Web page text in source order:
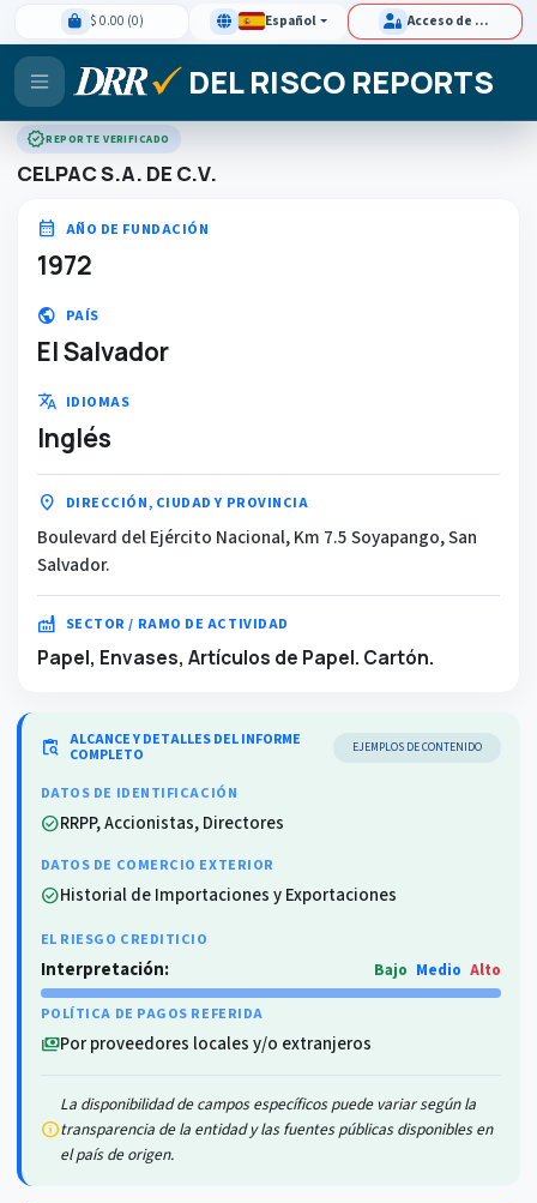
$ 0.00 (0) Español Acceso de clientes
DEL RISCO REPORTS
verifiedREPORTE VERIFICADO
CELPAC S.A. DE C.V.
calendar_month AÑO DE FUNDACIÓN
1972
public PAÍS
El Salvador
translate IDIOMAS
Inglés
location_on DIRECCIÓN, CIUDAD Y PROVINCIA
Boulevard del Ejército Nacional, Km 7.5 Soyapango, San
Salvador.
factory SECTOR / RAMO DE ACTIVIDAD
Papel, Envases, Artículos de Papel. Cartón.
content_paste_search ALCANCE Y DETALLES DEL INFORME
COMPLETO EJEMPLOS DE CONTENIDO
DATOS DE IDENTIFICACIÓN
check_circleRRPP, Accionistas, Directores
DATOS DE COMERCIO EXTERIOR
check_circleHistorial de Importaciones y Exportaciones
EL RIESGO CREDITICIO
Interpretación: Bajo Medio Alto
POLÍTICA DE PAGOS REFERIDA
paymentsPor proveedores locales y/o extranjeros
info
La disponibilidad de campos específicos puede variar según la
transparencia de la entidad y las fuentes públicas disponibles en
el país de origen.